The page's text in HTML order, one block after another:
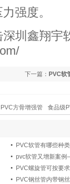
强度。
深圳鑫翔宇
下一篇： PVC软
PVC方骨增强管 食品级
PVC软管有哪些种
pvc软管又增新案
PVC螺旋管可按要
PVC钢丝管内带钢